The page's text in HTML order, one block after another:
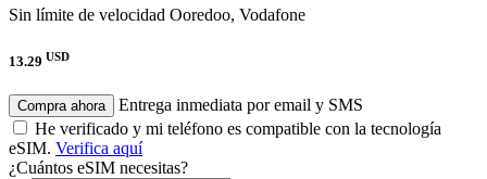
Sin límite de velocidad Ooredoo, Vodafone
13.29 USD
Compra ahora
Entrega inmediata por email y SMS
He verificado y mi teléfono es compatible con la tecnología
eSIM. Verifica aquí
¿Cuántos eSIM necesitas?